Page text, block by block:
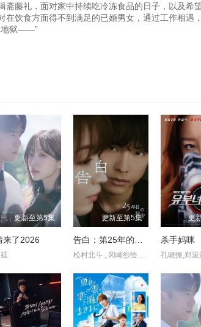
藤礼，面对家中持续吃冷冻食品的日子，以及希
饮食方面得不到满足的已婚男女，通过工作相遇
地狱——”
更新至第5集
来了2026
更新至第5集
告白：第25年的秘密
松村北斗 , 冈崎纱绘 , 盐野瑛久 , 玉山铁二 , 佐佐木希 , 水野美纪 , 石黑贤
更
杀手妈咪